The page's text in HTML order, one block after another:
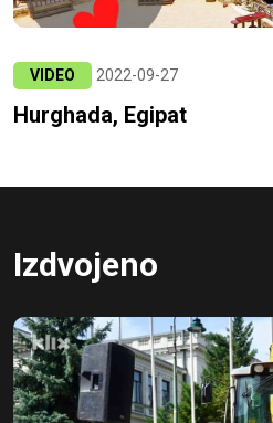
VIDEO 2022-09-27
Hurghada, Egipat
Izdvojeno